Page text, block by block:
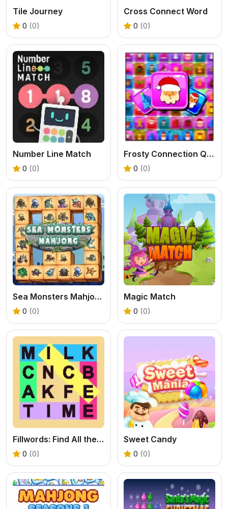
Tile Journey
0 (0)
Cross Connect Word
0 (0)
Number Line Match
0 (0)
Frosty Connection Quest
0 (0)
Sea Monsters Mahjong
0 (0)
Magic Match
0 (0)
Fillwords: Find All the Words
0 (0)
Sweet Candy
0 (0)